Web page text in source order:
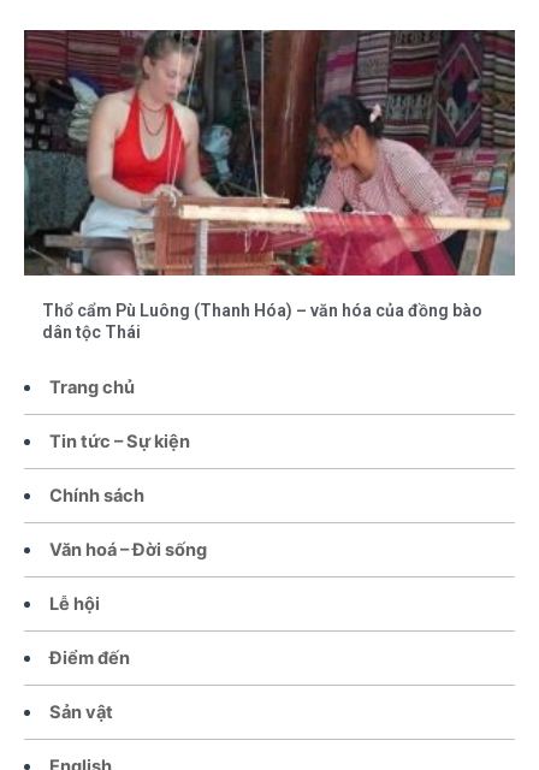
Trang chủ
Tin tức – Sự kiện
Chính sách
Văn hoá – Đời sống
Lễ hội
Điểm đến
Sản vật
Thổ cẩm Pù Luông (Thanh Hóa) – văn hóa của đồng bào
dân tộc Thái